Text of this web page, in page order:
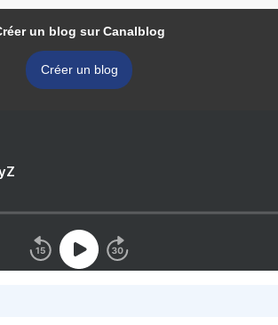
un blog sur Canalblog
Créer un blog